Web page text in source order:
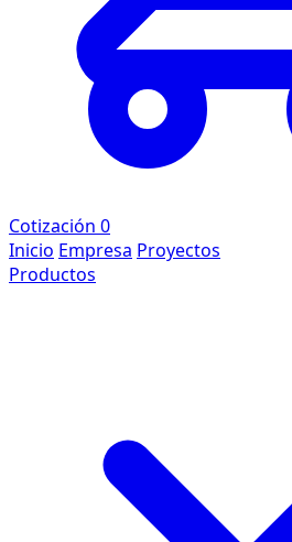
Cotización 0
Inicio Empresa Proyectos
Productos